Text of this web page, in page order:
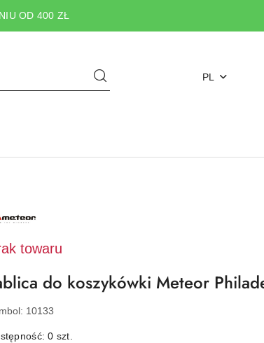
OD 400 ZŁ
PL
towaru
do koszykówki Meteor
10133
0 szt.